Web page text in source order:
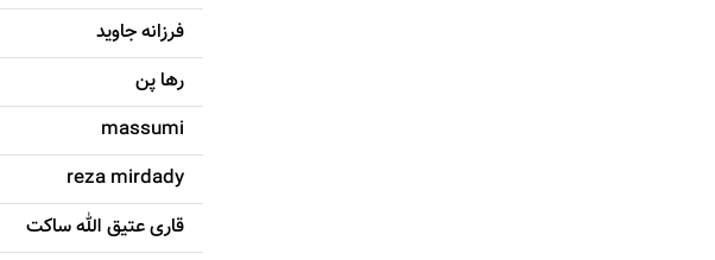
فرزانه جاويد
رها پن
massumi
reza mirdady
قاری عتیق الله ساکت